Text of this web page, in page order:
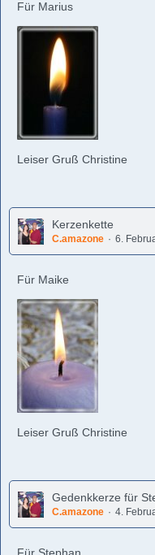
Für Marius
Leiser Gruß Christine
Kerzenkette
C.amazone 6.
Für Maike
Leiser Gruß Christine
Gedenkkerze für
C.amazone 4.